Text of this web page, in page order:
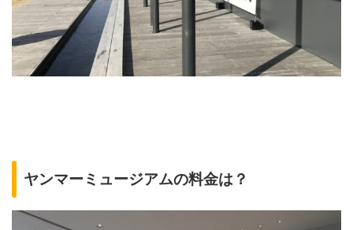
ヤンマーミュージアムの料金は？